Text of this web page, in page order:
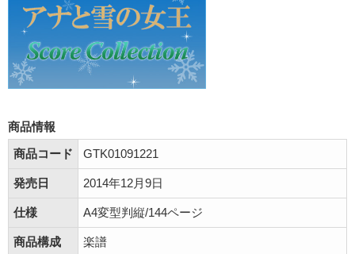
商品情報
商品コード
GTK01091221
発売日 2014年12月9日
仕様 A4変型判縦/144ページ
商品構成 楽譜